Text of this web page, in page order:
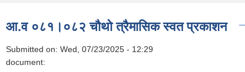
आ.व ०८१।०८२ चौथो त्रैमासिक स्वत प्रकाशन
Submitted on: Wed, 07/23/2025 - 12:29
document: